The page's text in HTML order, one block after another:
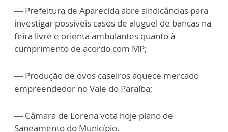
— Prefeitura de Aparecida abre sindicâncias para
investigar possíveis casos de aluguel de bancas na
feira livre e orienta ambulantes quanto à
cumprimento de acordo com MP;
— Produção de ovos caseiros aquece mercado
empreendedor no Vale do Paraíba;
— Câmara de Lorena vota hoje plano de
Saneamento do Município.